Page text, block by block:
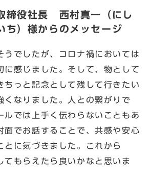
締役社長 西村真一（にし
）様からのメッセージ
でしたが、コロナ禍においては
に感じました。そして、物として
ちっと記念として残して行きたい
くなりました。人との繋がりで
ルでは上手く伝わらないこともあ
面でお話することで、共感や安心
とに気づきました。これから
てもらえたら良いかなと思いま